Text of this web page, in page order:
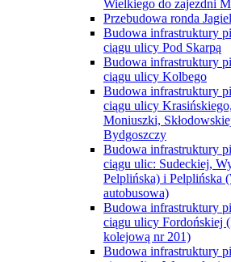
Wielkiego do zajezdni
Przebudowa ronda
Budowa infrastruktury
ciągu ulicy Pod Skarpą
Budowa infrastruktury
ciągu ulicy Kolbego
Budowa infrastruktury
ciągu ulicy
Moniuszki,
Bydgoszczy
Budowa infrastruktury
ciągu ulic: Sudeckiej,
Pelplińska) i Pelplińska
autobusowa)
Budowa infrastruktury
ciągu ulicy Fordońskiej
kolejową nr 201)
Budowa infrastruktury